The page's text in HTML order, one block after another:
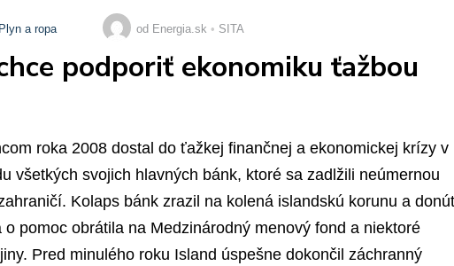
Plyn a ropa od Energia.sk SITA
podporiť ekonomiku ťažbou
roka 2008 dostal do ťažkej finančnej a ekonomickej krízy v
všetkých svojich hlavných bánk, ktoré sa zadlžili neúmernou
Kolaps bánk zrazil na kolená islandskú korunu a
o pomoc obrátila na Medzinárodný menový fond a niektoré
Pred minulého roku Island úspešne dokončil záchranný